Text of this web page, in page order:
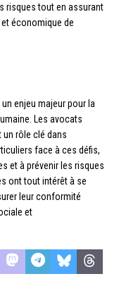
risques tout en assurant
économique de
enjeu majeur pour la
Les avocats
un rôle clé dans
face à ces défis,
et à prévenir les risques
ont tout intérêt à se
leur conformité
et